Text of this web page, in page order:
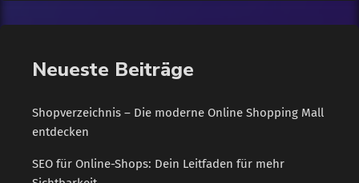
Neueste Beiträge
Shopverzeichnis – Die moderne Online Shopping Mall
entdecken
SEO für Online-Shops: Dein Leitfaden für mehr